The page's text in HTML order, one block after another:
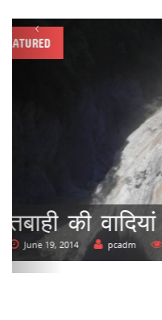
FEATURED
गौरीकुंड
June 12, 2014 pcadm
‹